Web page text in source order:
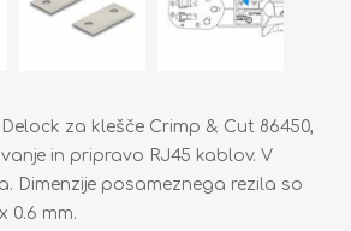
za klešče Crimp & Cut 86450,
in pripravo RJ45 kablov. V
Dimenzije posameznega rezila so
0.6 mm.